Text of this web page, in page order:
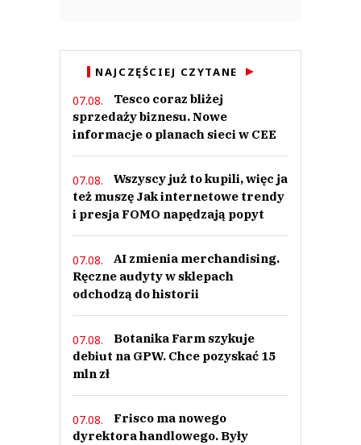
NAJCZĘŚCIEJ CZYTANE
07.08.
Tesco coraz bliżej
sprzedaży biznesu. Nowe
informacje o planach sieci w CEE
07.08.
Wszyscy już to kupili, więc ja
też muszę Jak internetowe trendy
i presja FOMO napędzają popyt
07.08.
AI zmienia merchandising.
Ręczne audyty w sklepach
odchodzą do historii
07.08.
Botanika Farm szykuje
debiut na GPW. Chce pozyskać 15
mln zł
07.08.
Frisco ma nowego
dyrektora handlowego. Były